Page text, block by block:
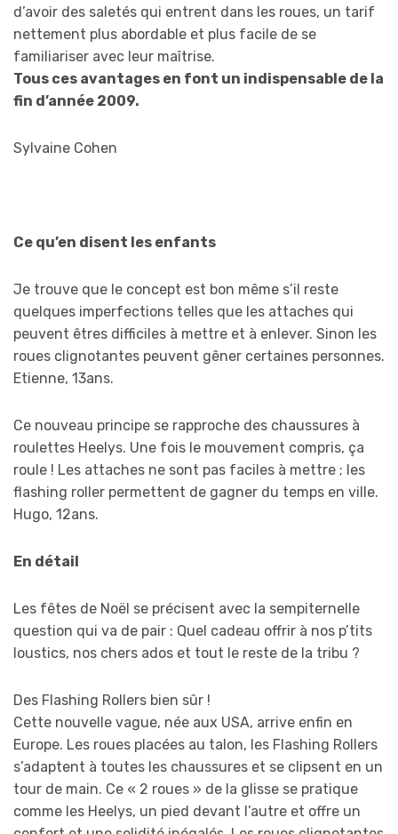
d’avoir des saletés qui entrent dans les roues, un tarif
nettement plus abordable et plus facile de se
familiariser avec leur maîtrise.
Tous ces avantages en font un indispensable de la
fin d’année 2009.
Sylvaine Cohen
Ce qu’en disent les enfants
Je trouve que le concept est bon même s’il reste
quelques imperfections telles que les attaches qui
peuvent êtres difficiles à mettre et à enlever. Sinon les
roues clignotantes peuvent gêner certaines personnes.
Etienne, 13ans.
Ce nouveau principe se rapproche des chaussures à
roulettes Heelys. Une fois le mouvement compris, ça
roule ! Les attaches ne sont pas faciles à mettre ; les
flashing roller permettent de gagner du temps en ville.
Hugo, 12ans.
En détail
Les fêtes de Noël se précisent avec la sempiternelle
question qui va de pair : Quel cadeau offrir à nos p’tits
loustics, nos chers ados et tout le reste de la tribu ?
Des Flashing Rollers bien sûr !
Cette nouvelle vague, née aux USA, arrive enfin en
Europe. Les roues placées au talon, les Flashing Rollers
s’adaptent à toutes les chaussures et se clipsent en un
tour de main. Ce « 2 roues » de la glisse se pratique
comme les Heelys, un pied devant l’autre et offre un